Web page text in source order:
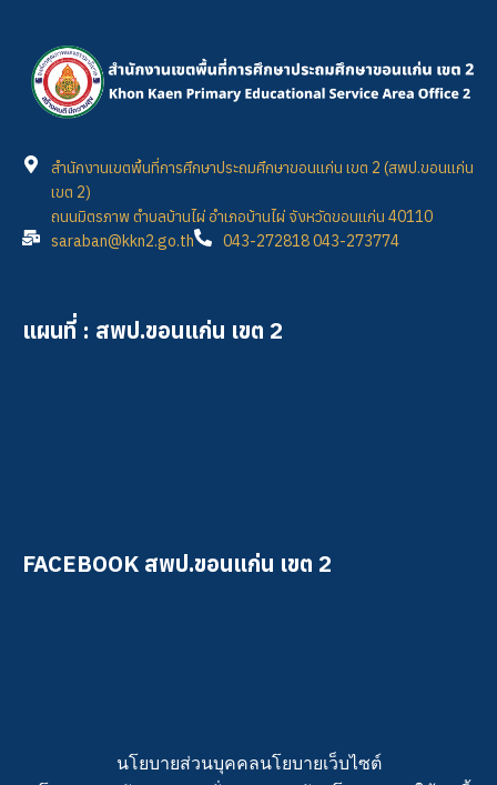
สำนักงานเขตพื้นที่การศึกษาประถมศึกษาขอนแก่น เขต 2 (สพป.ขอนแก่น
เขต 2)
ถนนมิตรภาพ ตำบลบ้านไผ่ อำเภอบ้านไผ่ จังหวัดขอนแก่น 40110
saraban@kkn2.go.th
043-272818 043-273774
แผนที่ : สพป.ขอนแก่น เขต 2
FACEBOOK สพป.ขอนแก่น เขต 2
นโยบายส่วนบุคคลนโยบายเว็บไซต์